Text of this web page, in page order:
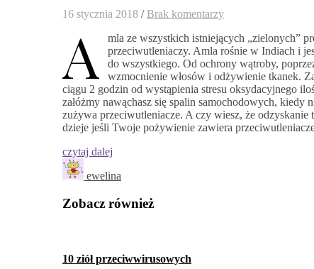
16 stycznia 2018 / Brak komentarzy
A
mla ze wszystkich istniejących „zielonych”
przeciwutleniaczy. Amla rośnie w Indiach i
do wszystkiego. Od ochrony wątroby,
wzmocnienie włosów i odżywienie tkanek.
ciągu 2 godzin od wystąpienia stresu oksydacyjnego
załóżmy nawąchasz się spalin samochodowych,
zużywa przeciwutleniacze. A czy wiesz, że
dzieje jeśli Twoje pożywienie zawiera
czytaj dalej
ewelina
Zobacz również
10 ziół przeciwwirusowych